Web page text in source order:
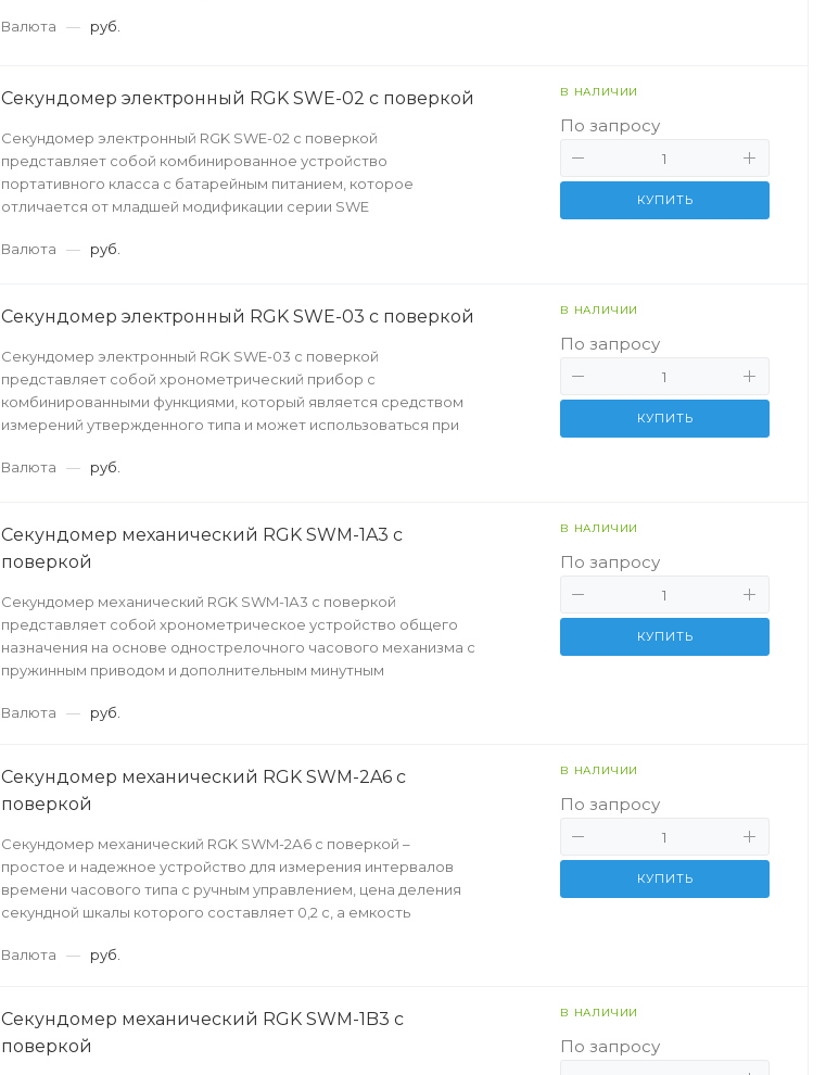
Валюта — руб.
Секундомер электронный RGK SWE-02 с поверкой
Секундомер электронный RGK SWE-02 с поверкой
представляет собой комбинированное устройство
портативного класса с батарейным питанием, которое
отличается от младшей модификации серии SWE
Валюта
— руб.
В НАЛИЧИИ
По запросу
КУПИТЬ
Секундомер электронный RGK SWE-03 с поверкой
Секундомер электронный RGK SWE-03 с поверкой
представляет собой хронометрический прибор с
комбинированными функциями, который является средством
измерений утвержденного типа и может использоваться при
Валюта
— руб.
В НАЛИЧИИ
По запросу
КУПИТЬ
Секундомер механический RGK SWM-1A3 с
поверкой
Секундомер механический RGK SWM-1А3 с поверкой
представляет собой хронометрическое устройство общего
назначения на основе однострелочного часового механизма с
пружинным приводом и дополнительным минутным
Валюта
— руб.
В НАЛИЧИИ
По запросу
КУПИТЬ
Секундомер механический RGK SWM-2A6 с
поверкой
Секундомер механический RGK SWM-2А6 с поверкой –
простое и надежное устройство для измерения интервалов
времени часового типа с ручным управлением, цена деления
секундной шкалы которого составляет 0,2 с, а емкость
Валюта
— руб.
В НАЛИЧИИ
По запросу
КУПИТЬ
Секундомер механический RGK SWM-1B3 с
поверкой
В НАЛИЧИИ
По запросу